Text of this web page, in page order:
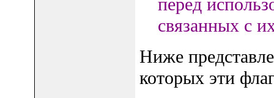
перед
связанных с
Ниже
которых эти